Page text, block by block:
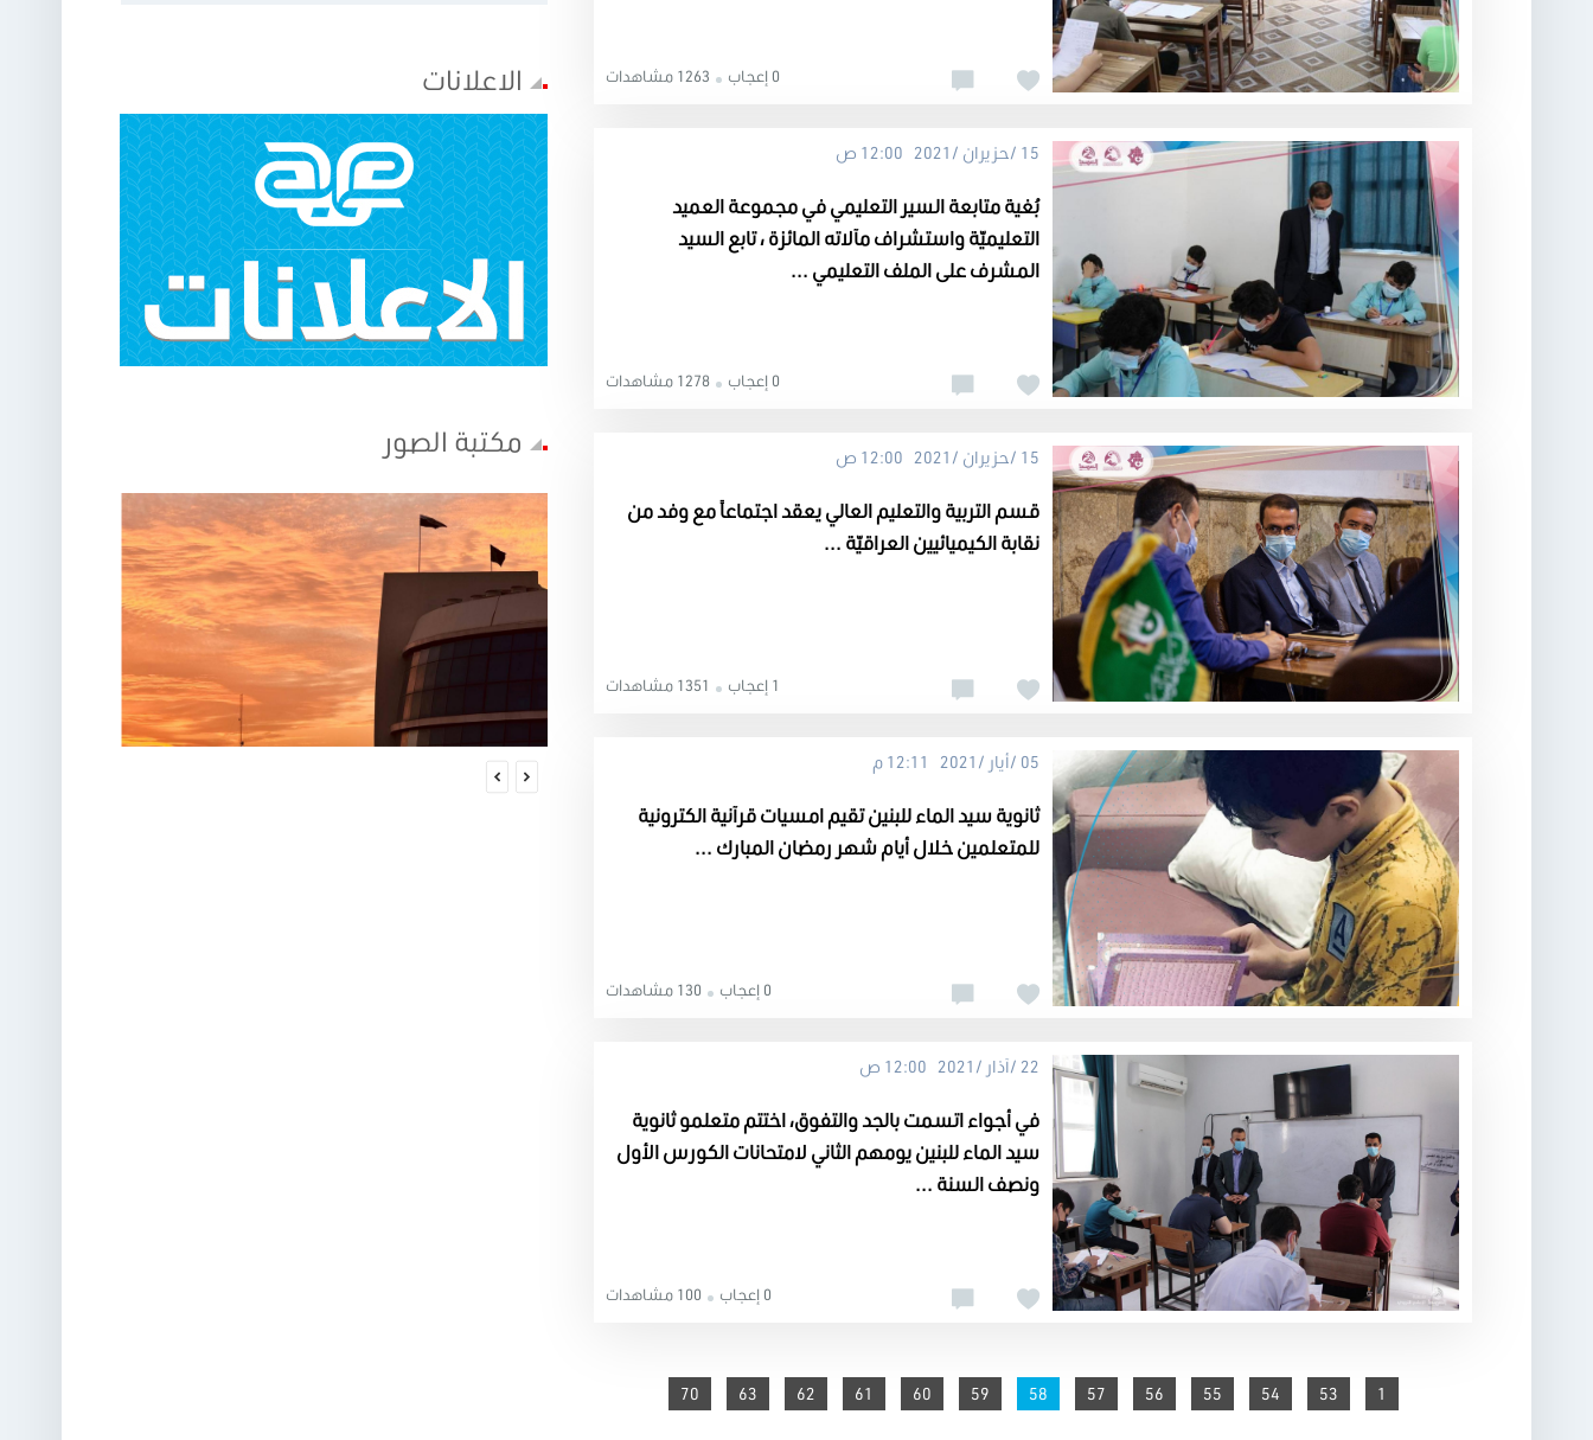
1263 مشاهدات 0 إعجاب
15 /حزيران /2021 12:00 ص
بُغية متابعة السير التعليمي في مجموعة العميد
التعليميّة واستشراف مآلاته المائزة ، تابع السيد
المشرف على الملف التعليمي ...
1278 مشاهدات 0 إعجاب
15 /حزيران /2021 12:00 ص
قسم التربية والتعليم العالي يعقد اجتماعاً مع وفد من
نقابة الكيميائيين العراقيّة ...
1351 مشاهدات 1 إعجاب
05 /أيار /2021 12:11 م
ثانوية سيد الماء للبنين تقيم امسيات قرآنية الكترونية
للمتعلمين خلال أيام شهر رمضان المبارك ...
130 مشاهدات 0 إعجاب
22 /آذار /2021 12:00 ص
في أجواء اتسمت بالجد والتفوق، اختتم متعلمو ثانوية
سيد الماء للبنين يومهم الثاني لامتحانات الكورس الأول
ونصف السنة ...
100 مشاهدات 0 إعجاب
1
53
54
55
56
57
You're on page
58
59
60
61
62
63
70
الاعلانات
مكتبة الصور